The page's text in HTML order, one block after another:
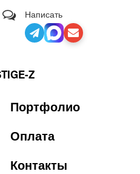
Написать
Z
Портфолио
Оплата
Контакты